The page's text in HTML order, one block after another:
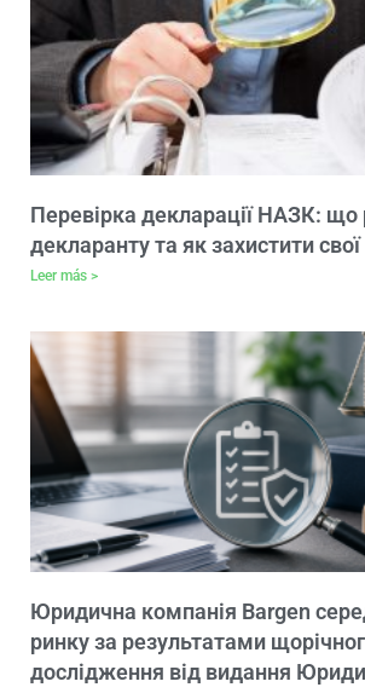
Перевірка декларації НАЗК: що
декларанту та як захистити свої
Leer más >
Юридична компанія Bargen
ринку за результатами
дослідження від видання